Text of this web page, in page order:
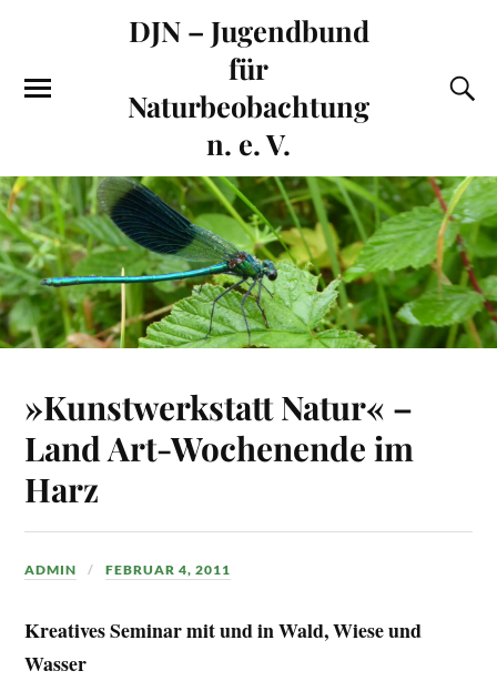
DJN – Jugendbund
für
Naturbeobachtung
n. e. V.
»Kunstwerkstatt Natur« –
Land Art-Wochenende im
Harz
ADMIN FEBRUAR 4, 2011
Kreatives Seminar mit und in Wald, Wiese und
Wasser